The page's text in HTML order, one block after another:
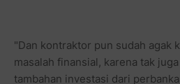
"Dan kontraktor pun sudah agak
masalah finansial, karena tak
tambahan investasi dari